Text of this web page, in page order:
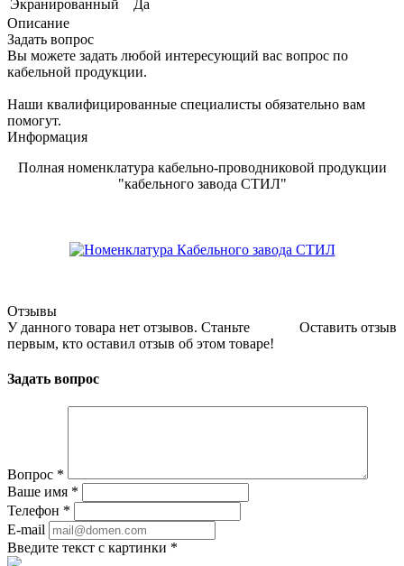
Экранированный
Да
Описание
Задать вопрос
Вы можете задать любой интересующий вас вопрос по
кабельной продукции.
Наши квалифицированные специалисты обязательно вам
помогут.
Информация
Полная номенклатура кабельно-проводниковой продукции
"кабельного завода СТИЛ"
Отзывы
Оставить отзыв
У данного товара нет отзывов. Станьте
первым, кто оставил отзыв об этом товаре!
Задать вопрос
Вопрос *
Ваше имя *
Телефон *
E-mail
Введите текст с картинки *